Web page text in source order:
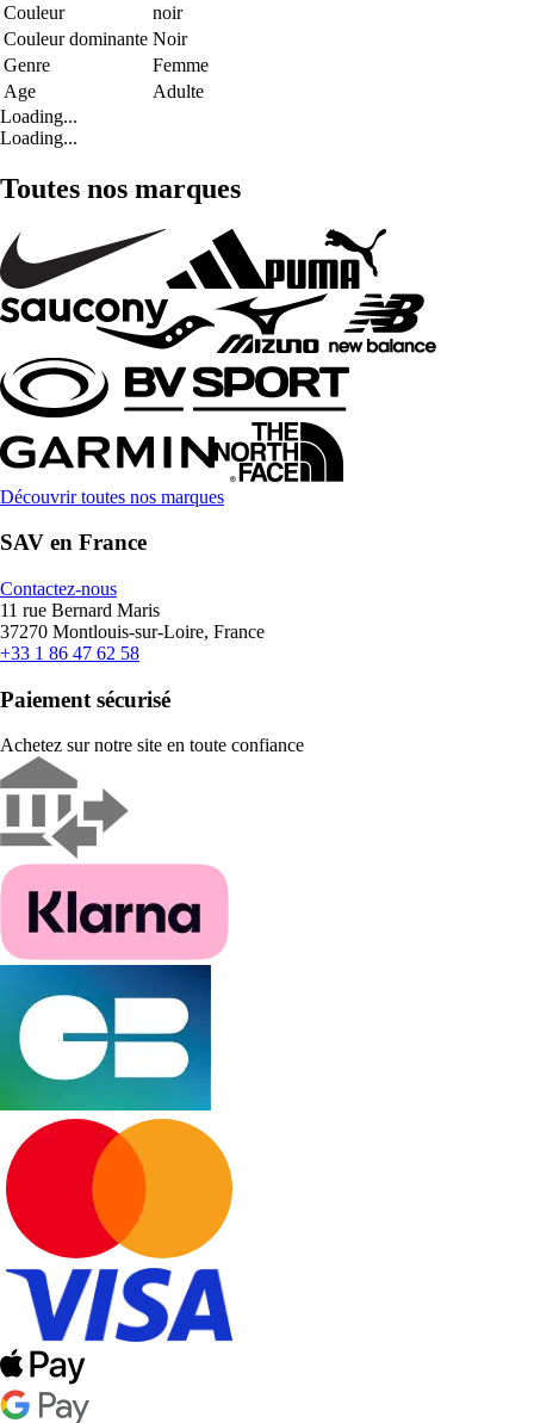
Couleur
noir
Couleur dominante Noir
Genre
Femme
Age
Adulte
Loading...
Loading...
Toutes nos marques
Découvrir toutes nos marques
SAV en France
Contactez-nous
11 rue Bernard Maris
37270 Montlouis-sur-Loire, France
+33 1 86 47 62 58
Paiement sécurisé
Achetez sur notre site en toute confiance